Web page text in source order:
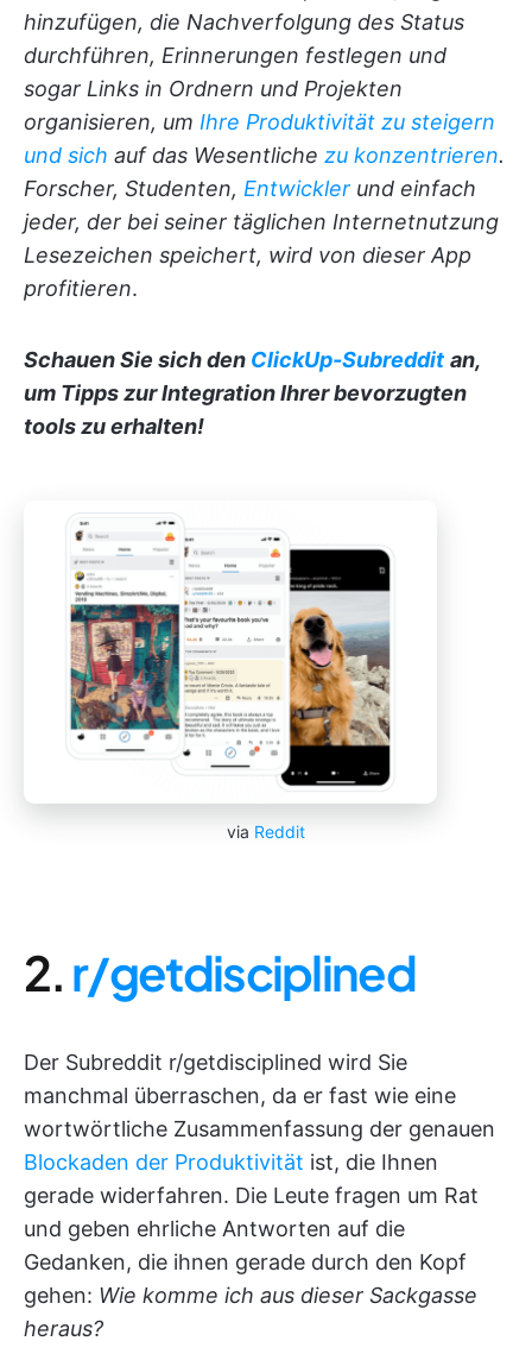
hinzufügen, die Nachverfolgung des Status
durchführen, Erinnerungen festlegen und
sogar Links in Ordnern und Projekten
organisieren, um Ihre Produktivität zu steigern
und sich auf das Wesentliche zu konzentrieren.
Forscher, Studenten, Entwickler und einfach
jeder, der bei seiner täglichen Internetnutzung
Lesezeichen speichert, wird von dieser App
profitieren.
Schauen Sie sich den ClickUp-Subreddit an,
um Tipps zur Integration Ihrer bevorzugten
tools zu erhalten!
via Reddit
2.r/getdisciplined
Der Subreddit r/getdisciplined wird Sie
manchmal überraschen, da er fast wie eine
wortwörtliche Zusammenfassung der genauen
Blockaden der Produktivität ist, die Ihnen
gerade widerfahren. Die Leute fragen um Rat
und geben ehrliche Antworten auf die
Gedanken, die ihnen gerade durch den Kopf
gehen: Wie komme ich aus dieser Sackgasse
heraus?